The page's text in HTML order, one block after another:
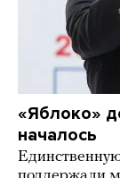
«Яблоко»
началось